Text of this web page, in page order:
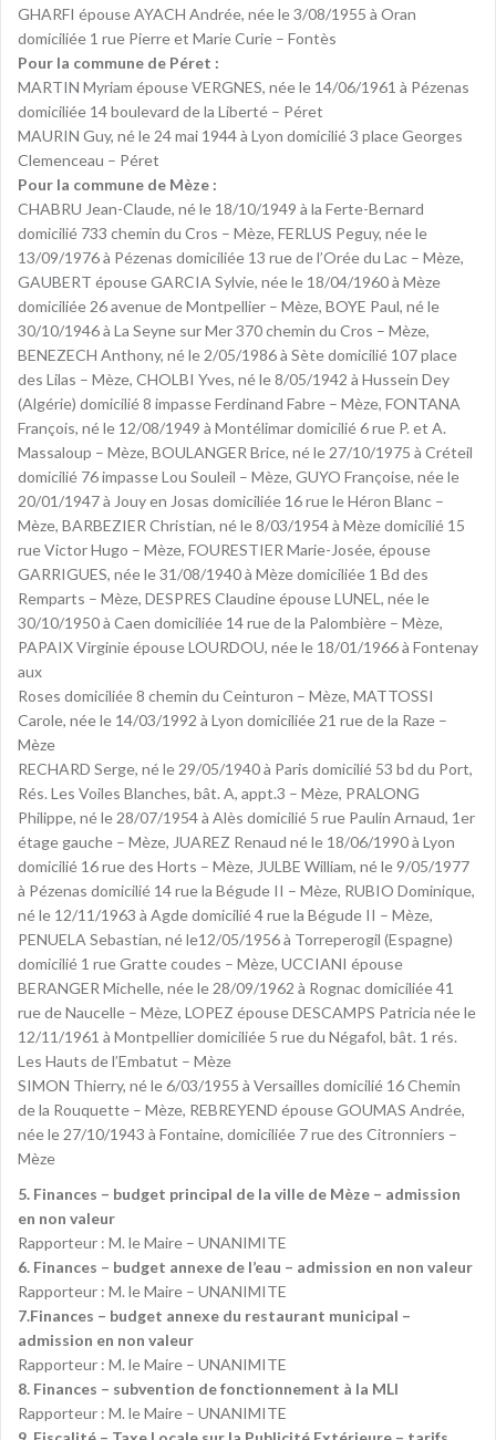
GHARFI épouse AYACH Andrée, née le 3/08/1955 à Oran
domiciliée 1 rue Pierre et Marie Curie – Fontès
Pour la commune de Péret :
MARTIN Myriam épouse VERGNES, née le 14/06/1961 à Pézenas
domiciliée 14 boulevard de la Liberté – Péret
MAURIN Guy, né le 24 mai 1944 à Lyon domicilié 3 place Georges
Clemenceau – Péret
Pour la commune de Mèze :
CHABRU Jean-Claude, né le 18/10/1949 à la Ferte-Bernard
domicilié 733 chemin du Cros – Mèze, FERLUS Peguy, née le
13/09/1976 à Pézenas domiciliée 13 rue de l’Orée du Lac – Mèze,
GAUBERT épouse GARCIA Sylvie, née le 18/04/1960 à Mèze
domiciliée 26 avenue de Montpellier – Mèze, BOYE Paul, né le
30/10/1946 à La Seyne sur Mer 370 chemin du Cros – Mèze,
BENEZECH Anthony, né le 2/05/1986 à Sète domicilié 107 place
des Lilas – Mèze, CHOLBI Yves, né le 8/05/1942 à Hussein Dey
(Algérie) domicilié 8 impasse Ferdinand Fabre – Mèze, FONTANA
François, né le 12/08/1949 à Montélimar domicilié 6 rue P. et A.
Massaloup – Mèze, BOULANGER Brice, né le 27/10/1975 à Créteil
domicilié 76 impasse Lou Souleil – Mèze, GUYO Françoise, née le
20/01/1947 à Jouy en Josas domiciliée 16 rue le Héron Blanc –
Mèze, BARBEZIER Christian, né le 8/03/1954 à Mèze domicilié 15
rue Victor Hugo – Mèze, FOURESTIER Marie-Josée, épouse
GARRIGUES, née le 31/08/1940 à Mèze domiciliée 1 Bd des
Remparts – Mèze, DESPRES Claudine épouse LUNEL, née le
30/10/1950 à Caen domiciliée 14 rue de la Palombière – Mèze,
PAPAIX Virginie épouse LOURDOU, née le 18/01/1966 à Fontenay
aux
Roses domiciliée 8 chemin du Ceinturon – Mèze, MATTOSSI
Carole, née le 14/03/1992 à Lyon domiciliée 21 rue de la Raze –
Mèze
RECHARD Serge, né le 29/05/1940 à Paris domicilié 53 bd du Port,
Rés. Les Voiles Blanches, bât. A, appt.3 – Mèze, PRALONG
Philippe, né le 28/07/1954 à Alès domicilié 5 rue Paulin Arnaud, 1er
étage gauche – Mèze, JUAREZ Renaud né le 18/06/1990 à Lyon
domicilié 16 rue des Horts – Mèze, JULBE William, né le 9/05/1977
à Pézenas domicilié 14 rue la Bégude II – Mèze, RUBIO Dominique,
né le 12/11/1963 à Agde domicilié 4 rue la Bégude II – Mèze,
PENUELA Sebastian, né le12/05/1956 à Torreperogil (Espagne)
domicilié 1 rue Gratte coudes – Mèze, UCCIANI épouse
BERANGER Michelle, née le 28/09/1962 à Rognac domiciliée 41
rue de Naucelle – Mèze, LOPEZ épouse DESCAMPS Patricia née le
12/11/1961 à Montpellier domiciliée 5 rue du Négafol, bât. 1 rés.
Les Hauts de l’Embatut – Mèze
SIMON Thierry, né le 6/03/1955 à Versailles domicilié 16 Chemin
de la Rouquette – Mèze, REBREYEND épouse GOUMAS Andrée,
née le 27/10/1943 à Fontaine, domiciliée 7 rue des Citronniers –
Mèze
5. Finances – budget principal de la ville de Mèze – admission
en non valeur
Rapporteur : M. le Maire – UNANIMITE
6. Finances – budget annexe de l’eau – admission en non valeur
Rapporteur : M. le Maire – UNANIMITE
7.Finances – budget annexe du restaurant municipal –
admission en non valeur
Rapporteur : M. le Maire – UNANIMITE
8. Finances – subvention de fonctionnement à la MLI
Rapporteur : M. le Maire – UNANIMITE